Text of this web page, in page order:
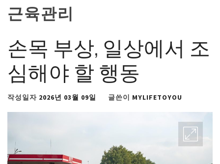
근육관리
손목 부상, 일상에서 조
심해야 할 행동
작성일자 2026년 03월 09일 글쓴이 MYLIFETOYOU